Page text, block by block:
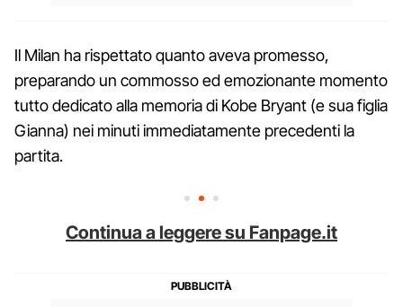
Il Milan ha rispettato quanto aveva promesso,
preparando un commosso ed emozionante momento
tutto dedicato alla memoria di Kobe Bryant (e sua figlia
Gianna) nei minuti immediatamente precedenti la
partita.
Continua a leggere su Fanpage.it